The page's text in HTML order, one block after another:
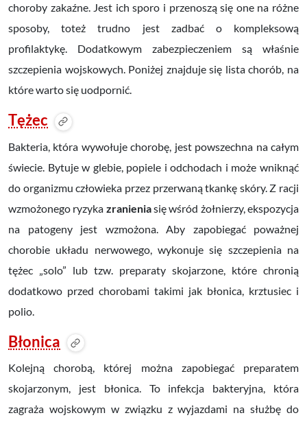
choroby zakaźne. Jest ich sporo i przenoszą się one na różne
sposoby, toteż trudno jest zadbać o kompleksową
profilaktykę. Dodatkowym zabezpieczeniem są właśnie
szczepienia wojskowych. Poniżej znajduje się lista chorób, na
które warto się uodpornić.
Tężec
Bakteria, która wywołuje chorobę, jest powszechna na całym
świecie. Bytuje w glebie, popiele i odchodach i może wniknąć
do organizmu człowieka przez przerwaną tkankę skóry. Z racji
wzmożonego ryzyka zranieniasię wśród żołnierzy, ekspozycja
na patogeny jest wzmożona. Aby zapobiegać poważnej
chorobie układu nerwowego, wykonuje się szczepienia na
tężec „solo” lub tzw. preparaty skojarzone, które chronią
dodatkowo przed chorobami takimi jak błonica, krztusiec i
polio.
Błonica
Kolejną chorobą, której można zapobiegać preparatem
skojarzonym, jest błonica. To infekcja bakteryjna, która
zagraża wojskowym w związku zwyjazdami na służbę do